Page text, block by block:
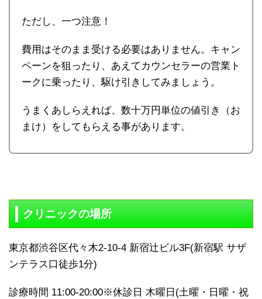
ただし、一つ注意！
費用はそのまま受ける必要はありません。キャン
ペーンを狙ったり、あえてカウンセラーの営業ト
ークに乗ったり、駆け引きしてみましょう。
うまくあしらえれば、数十万円単位の値引き（お
まけ）をしてもらえる事があります。
クリニックの場所
東京都渋谷区代々木2-10-4 新宿辻ビル3F(新宿駅 サザ
ンテラス口徒歩1分)
診療時間 11:00-20:00※休診日 木曜日(土曜・日曜・祝